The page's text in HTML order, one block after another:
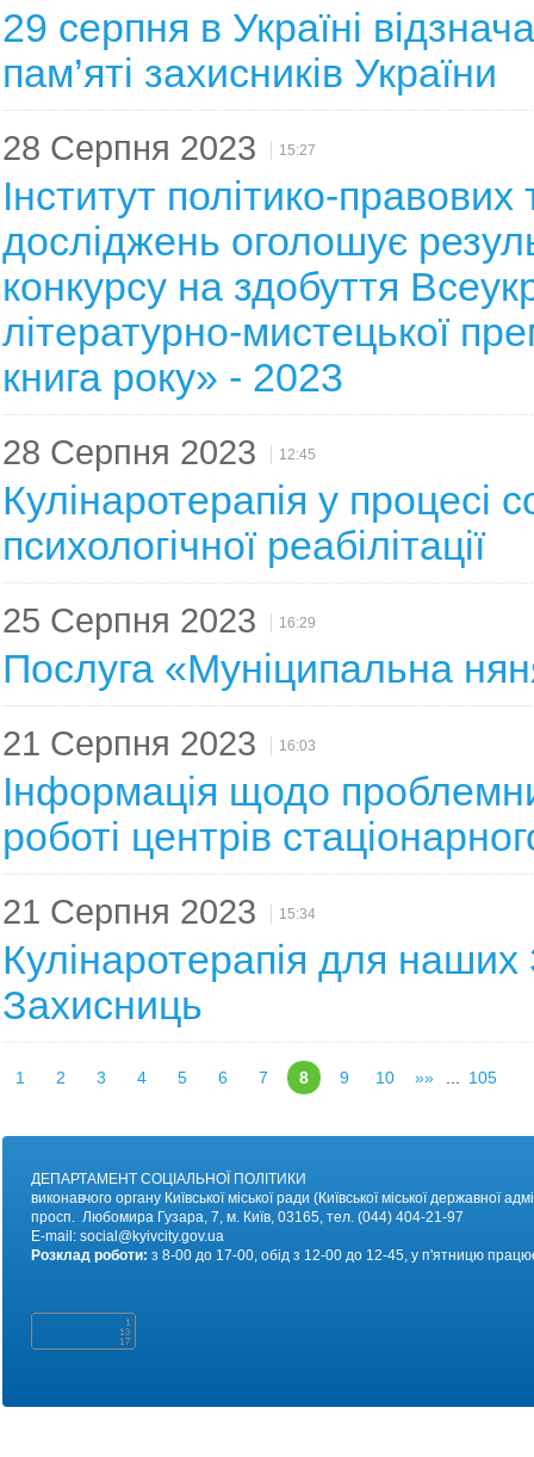
29 серпня в Україні
пам’яті захисників України
28 Серпня 2023 15:27
Інститут політико-правових
досліджень оголошує
конкурсу на здобуття
літературно-мистецької
книга року» - 2023
28 Серпня 2023 12:45
Кулінаротерапія у процесі
психологічної реабілітації
25 Серпня 2023 16:29
Послуга «Муніципальна
21 Серпня 2023 16:03
Інформація щодо
роботі центрів
21 Серпня 2023 15:34
Кулінаротерапія для наших
Захисниць
1 2 3 4 5 6 7 8 9 10 »» 105
ДЕПАРТАМЕНТ СОЦІАЛЬНОЇ ПОЛІТИКИ
виконавчого органу Київської міської ради (Київської міської державної
просп. Любомира Гузара, 7, м. Київ, 03165, тел. (044) 404-21-97
E-mail: social@kyivcity.gov.ua
Розклад роботи: з 8-00 до 17-00, обід з 12-00 до 12-45, у п'ятницю